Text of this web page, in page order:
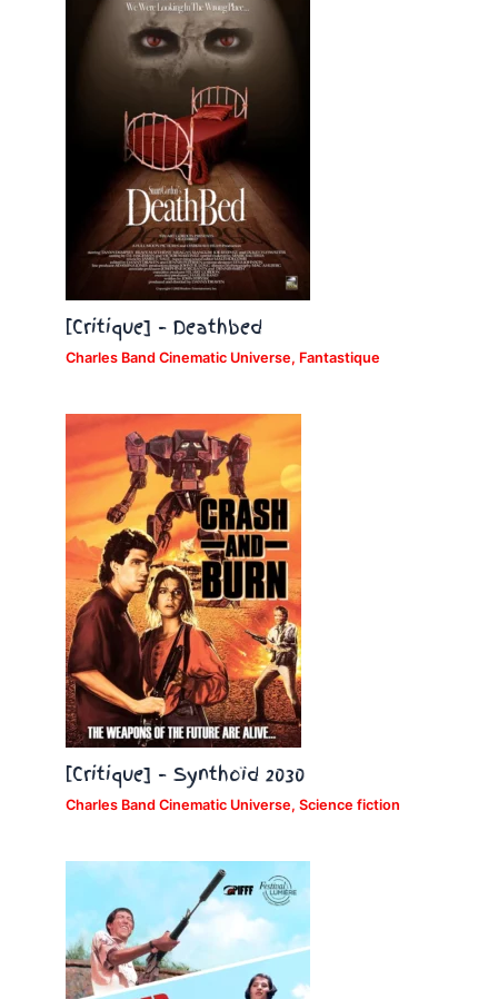
[Critique] – Deathbed
Charles Band Cinematic Universe, Fantastique
[Critique] – Synthoïd 2030
Charles Band Cinematic Universe, Science fiction